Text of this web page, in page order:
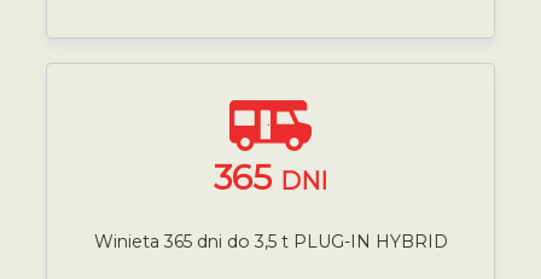
365 DNI
Winieta 365 dni do 3,5 t PLUG-IN HYBRID